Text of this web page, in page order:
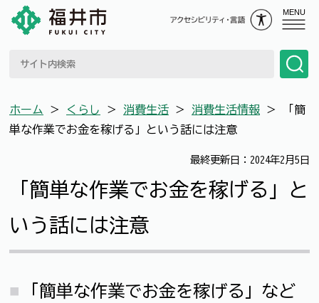
MENU
ホーム ＞ くらし ＞ 消費生活 ＞ 消費生活情報 ＞
「簡
単な作業でお金を稼げる」という話には注意
最終更新日：2024年2月5日
「簡単な作業でお金を稼げる」と
いう話には注意
「簡単な作業でお金を稼げる」など